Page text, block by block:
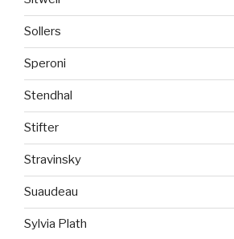
Sollers
Speroni
Stendhal
Stifter
Stravinsky
Suaudeau
Sylvia Plath